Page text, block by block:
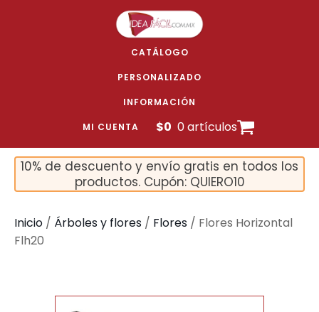
CATÁLOGO
PERSONALIZADO
INFORMACIÓN
MI CUENTA $0 0 artículos
10% de descuento y envío gratis en todos los
productos. Cupón: QUIERO10
Inicio / Árboles y flores / Flores / Flores Horizontal
Flh20